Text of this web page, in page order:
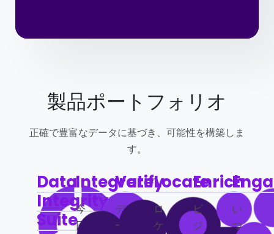
製品ポートフォリオ
正確で豊富なデータに基づき、可能性を構築しま
す。
Data
Integrity
Suite
Integrate
今
日
Verify
デ
ー
Locate
ロ
ケ
Enrich
ビ
ジ
い
つ